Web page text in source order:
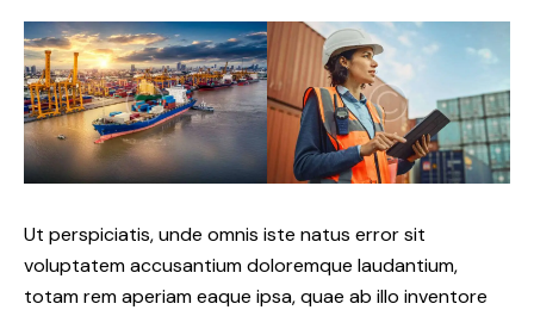
Ut perspiciatis, unde omnis iste natus error sit
voluptatem accusantium doloremque laudantium,
totam rem aperiam eaque ipsa, quae ab illo inventore